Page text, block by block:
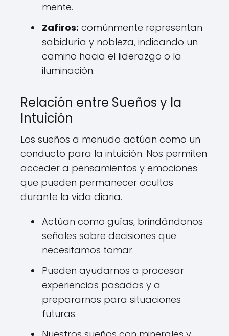
mente.
Zafiros: comúnmente representan
sabiduría y nobleza, indicando un
camino hacia el liderazgo o la
iluminación.
Relación entre Sueños y la
Intuición
Los sueños a menudo actúan como un
conducto para la intuición. Nos permiten
acceder a pensamientos y emociones
que pueden permanecer ocultos
durante la vida diaria.
Actúan como guías, brindándonos
señales sobre decisiones que
necesitamos tomar.
Pueden ayudarnos a procesar
experiencias pasadas y a
prepararnos para situaciones
futuras.